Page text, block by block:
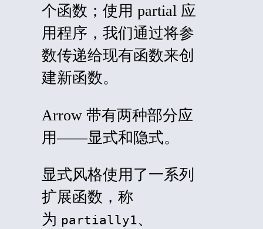
个函数；使用 partial 应
用程序，我们通过将参
数传递给现有函数来创
建新函数。
Arrow 带有两种部分应
用——显式和隐式。
显式风格使用了一系列
扩展函数，称
为 partially1、